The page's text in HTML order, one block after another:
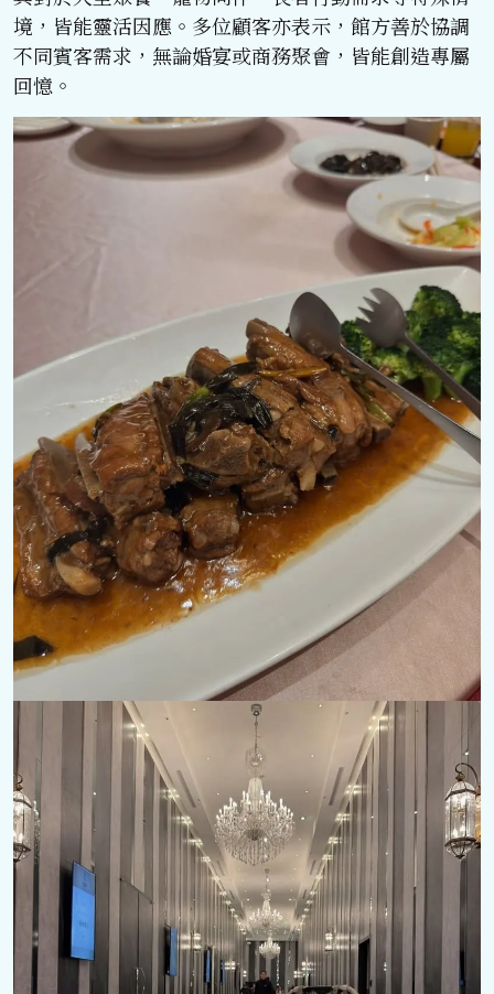
境，皆能靈活因應。多位顧客亦表示，館方善於協調
不同賓客需求，無論婚宴或商務聚會，皆能創造專屬
回憶。